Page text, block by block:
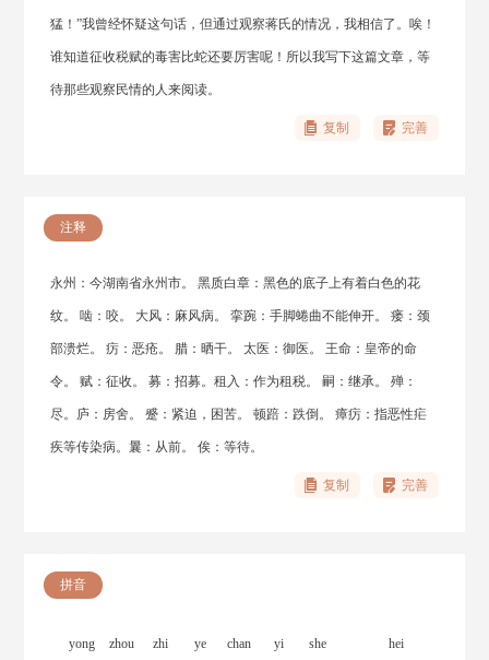
猛！”我曾经怀疑这句话，但通过观察蒋氏的情况，我相信了。唉！
谁知道征收税赋的毒害比蛇还要厉害呢！所以我写下这篇文章，等
待那些观察民情的人来阅读。
复制 完善
注释
永州：今湖南省永州市。 黑质白章：黑色的底子上有着白色的花
纹。 啮：咬。 大风：麻风病。 挛踠：手脚蜷曲不能伸开。 瘘：颈
部溃烂。 疠：恶疮。 腊：晒干。 太医：御医。 王命：皇帝的命
令。 赋：征收。 募：招募。租入：作为租税。 嗣：继承。 殚：
尽。庐：房舍。 蹙：紧迫，困苦。 顿踣：跌倒。 瘴疠：指恶性疟
疾等传染病。曩：从前。 俟：等待。
复制 完善
拼音
yong
zhou
zhi
ye
chan
yi
she
hei